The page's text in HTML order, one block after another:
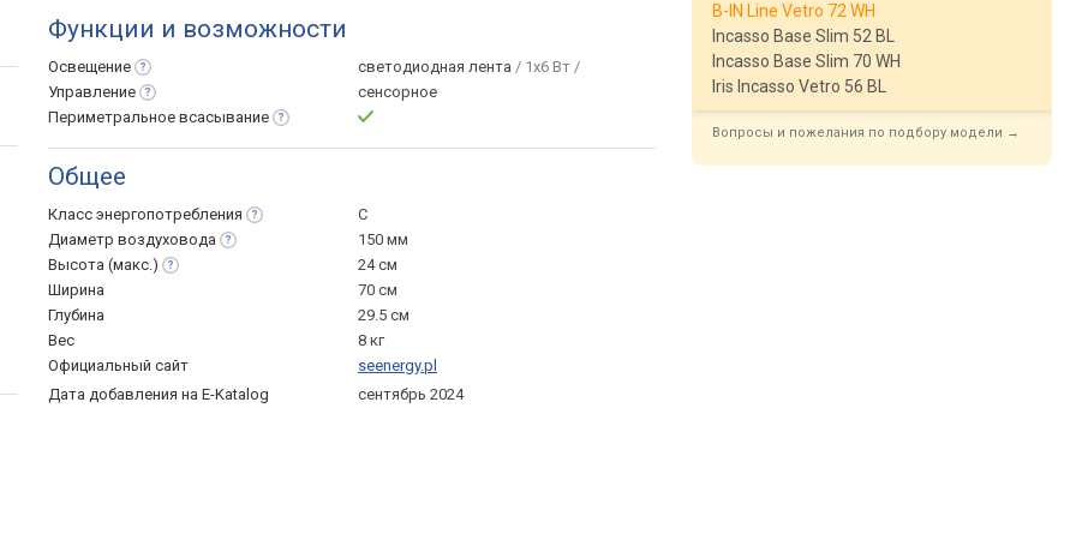
Функции и возможности
Освещение светодиодная лента / 1x6 Вт /
Управление
сенсорное
Периметральное всасывание
Общее
Класс энергопотребления
C
Диаметр воздуховода
150 мм
Высота (макс.)
24 см
Ширина
70 см
Глубина
29.5 см
Вес
8 кг
Официальный сайт
seenergy.pl
Дата добавления на E-Katalog
сентябрь 2024
B-IN Line Vetro 72 WH
Incasso Base Slim 52 BL
Incasso Base Slim 70 WH
Iris Incasso Vetro 56 BL
Вопросы и пожелания по подбору модели →